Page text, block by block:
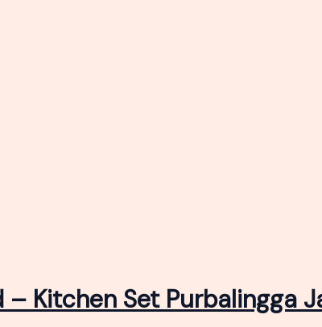
Kitchen Set Purbalingga